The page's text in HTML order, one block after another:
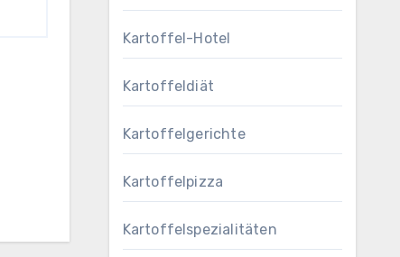
Kartoffel-Hotel
Kartoffeldiät
Kartoffelgerichte
Kartoffelpizza
Kartoffelspezialitäten